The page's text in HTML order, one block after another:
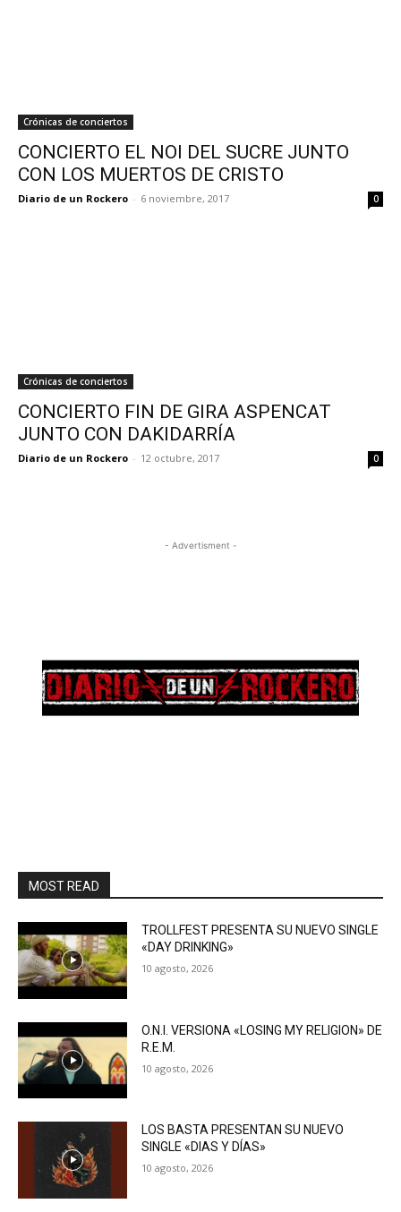
Crónicas de conciertos
CONCIERTO EL NOI DEL SUCRE JUNTO
CON LOS MUERTOS DE CRISTO
Diario de un Rockero - 6 noviembre, 2017 0
Crónicas de conciertos
CONCIERTO FIN DE GIRA ASPENCAT
JUNTO CON DAKIDARRÍA
Diario de un Rockero - 12 octubre, 2017 0
- Advertisment -
MOST READ
TROLLFEST PRESENTA SU NUEVO SINGLE
«DAY DRINKING»
10 agosto, 2026
O.N.I. VERSIONA «LOSING MY RELIGION» DE
R.E.M.
10 agosto, 2026
LOS BASTA PRESENTAN SU NUEVO
SINGLE «DIAS Y DÍAS»
10 agosto, 2026